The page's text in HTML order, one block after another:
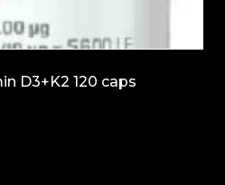
D3+K2 120 caps